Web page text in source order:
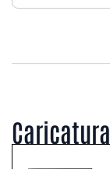
Caricatura